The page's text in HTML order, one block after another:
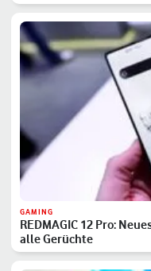
GAMING
REDMAGIC 12 Pro:
alle Gerüchte